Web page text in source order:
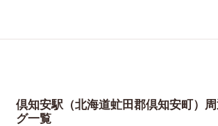
倶知安駅（北海道虻田郡倶知安町）
グ一覧